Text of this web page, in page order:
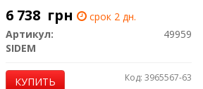
6 738 грн
срок 2 дн.
Артикул:
49959
SIDEM
КУПИТЬ Код: 3965567-63